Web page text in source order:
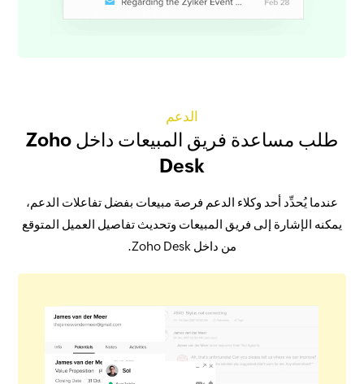
الدعم
طلب مساعدة فريق المبيعات داخل Zoho
Desk
عندما يُحدِّد أحد وكلاء الدعم فرصة مبيعات بفضل تفاعلات الدعم،
يمكنه الإشارة إلى فريق المبيعات وتحديث تفاصيل العميل المتوقع
من داخل Zoho Desk.